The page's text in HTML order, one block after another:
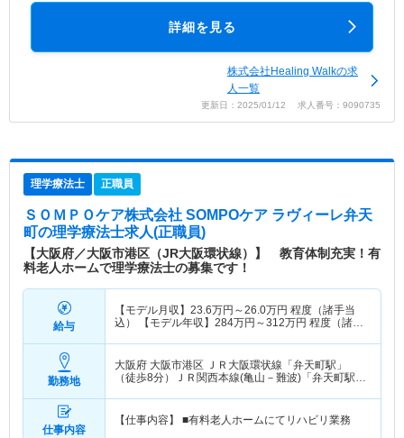
詳細を見る
株式会社Healing Walkの求
人一覧
更新日：2025/01/12 求人番号：9090735
理学療法士 正職員
ＳＯＭＰＯケア株式会社 SOMPOケア ラヴィーレ弁天
町の理学療法士求人(正職員)
【大阪府／大阪市港区（JR大阪環状線）】 教育体制充実！有
料老人ホームで理学療法士の募集です！
給与
【モデル月収】 23.6万円～26.0万円 程度（諸手当
込） 【モデル年収】 284万円～312万円 程度（諸手
勤務地
大阪府 大阪市港区 ＪＲ大阪環状線「弁天町駅」
（徒歩8分）ＪＲ関西本線(亀山－難波)「弁天町駅」
仕事内容
【仕事内容】 ■有料老人ホームにてリハビリ業務